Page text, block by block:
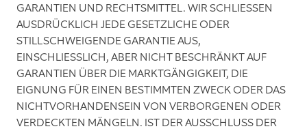
GARANTIEN UND RECHTSMITTEL. WIR SCHLIESSEN
AUSDRÜCKLICH JEDE GESETZLICHE ODER
STILLSCHWEIGENDE GARANTIE AUS,
EINSCHLIESSLICH, ABER NICHT BESCHRÄNKT AUF
GARANTIEN ÜBER DIE MARKTGÄNGIGKEIT, DIE
EIGNUNG FÜR EINEN BESTIMMTEN ZWECK ODER DAS
NICHTVORHANDENSEIN VON VERBORGENEN ODER
VERDECKTEN MÄNGELN. IST DER AUSSCHLUSS DER